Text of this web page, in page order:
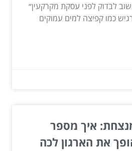
לבדוק לפני עסקת מקרקעין״
כמו קפיצה למים עמוקים
איך מספר
את הארגון לכה